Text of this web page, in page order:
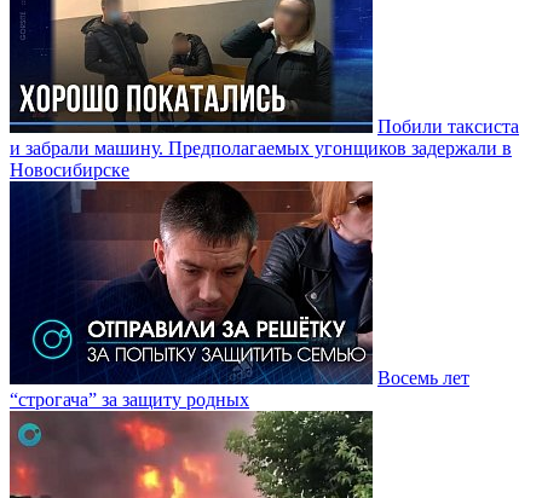
Побили таксиста
и забрали машину. Предполагаемых угонщиков задержали в
Новосибирске
Восемь лет
“строгача” за защиту родных